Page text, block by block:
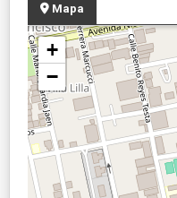
Mapa
+
−